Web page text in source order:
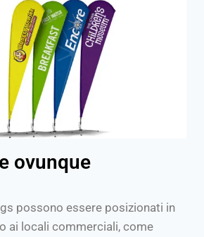
ovunque
possono essere posizionati in
ai locali commerciali, come